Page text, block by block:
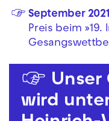
September 2021
Preis beim »19.
☞ Unser
wird